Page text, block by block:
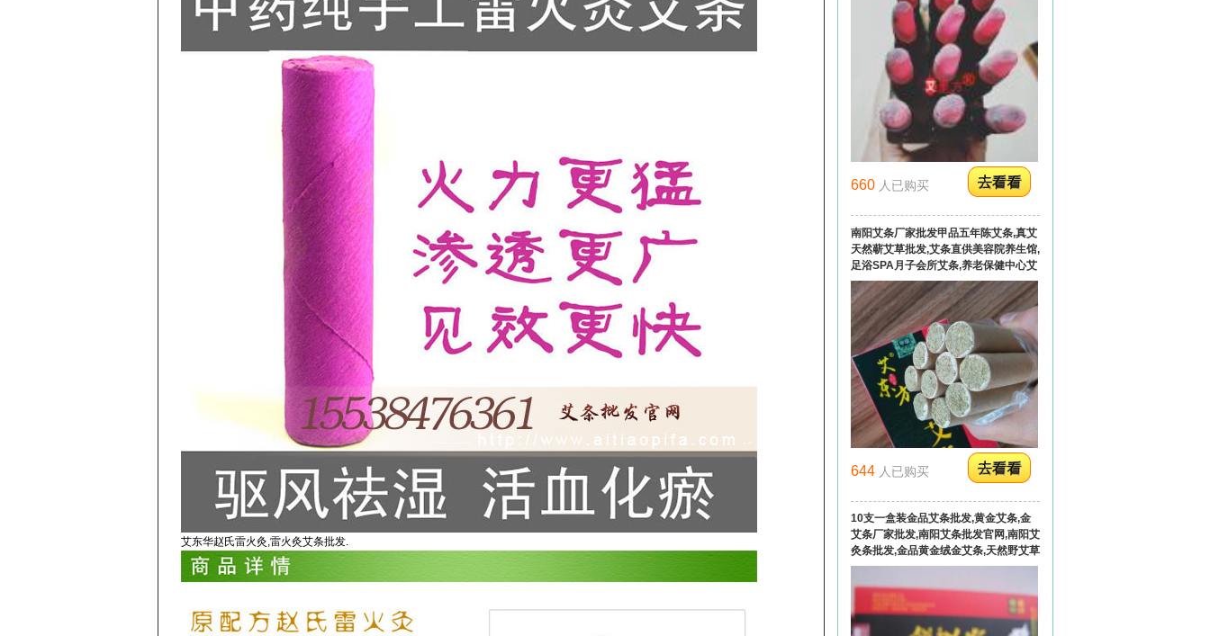
艾东华赵氏雷火灸,雷火灸艾条批发.
660 人已购买
南阳艾条厂家批发甲品五年陈艾条,真艾
天然蕲艾草批发,艾条直供美容院养生馆,
足浴SPA月子会所艾条,养老保健中心艾
灸条
644 人已购买
10支一盒装金品艾条批发,黄金艾条,金
艾条厂家批发,南阳艾条批发官网,南阳艾
灸条批发,金品黄金绒金艾条,天然野艾草
五年陈手工艾条